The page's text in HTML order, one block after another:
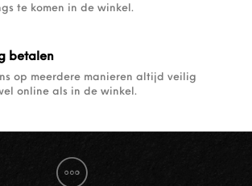
te komen in de winkel.
betalen
op meerdere manieren altijd veilig
online als in de winkel.